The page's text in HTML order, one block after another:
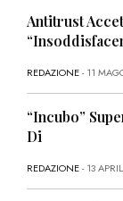
Antitrust
REDAZIONE- 11
“Incubo”
Di
REDAZIONE- 13